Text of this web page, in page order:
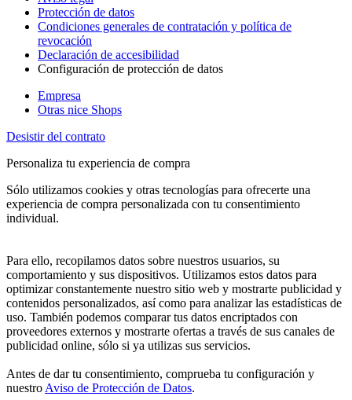
Protección de datos
Condiciones generales de contratación y política de
revocación
Declaración de accesibilidad
Configuración de protección de datos
Empresa
Otras nice Shops
Desistir del contrato
Personaliza tu experiencia de compra
Sólo utilizamos cookies y otras tecnologías para ofrecerte una
experiencia de compra personalizada con tu consentimiento
individual.
Para ello, recopilamos datos sobre nuestros usuarios, su
comportamiento y sus dispositivos. Utilizamos estos datos para
optimizar constantemente nuestro sitio web y mostrarte publicidad y
contenidos personalizados, así como para analizar las estadísticas de
uso. También podemos comparar tus datos encriptados con
proveedores externos y mostrarte ofertas a través de sus canales de
publicidad online, sólo si ya utilizas sus servicios.
Antes de dar tu consentimiento, comprueba tu configuración y
nuestro Aviso de Protección de Datos.